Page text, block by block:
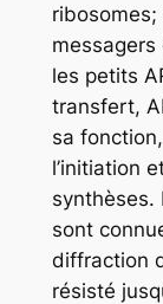
ribosomes;
messagers
les petits
transfert,
sa
l’initiation
synthèses.
sont
diffraction
résisté